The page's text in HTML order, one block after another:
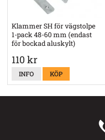
Klammer SH för vägstolpe
1-pack 48-60 mm (endast
för bockad aluskylt)
110 kr
INFO KÖP